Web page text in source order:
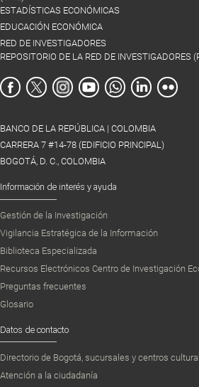
ESTADÍSTICAS ECONÓMICAS
EDUCACIÓN ECONÓMICA
RED DE INVESTIGADORES
REPOSITORIO DE LA RED DE INVESTIGADORES
BANCO DE LA REPÚBLICA | COLOMBIA
CARRERA 7 #14-78 (EDIFICIO PRINCIPAL)
BOGOTÁ, D. C., COLOMBIA
Información de interés y ayuda
Gestión de la Investigación
Vigilancia Estratégica de la Información
Biblioteca Especializada
Recursos Electrónicos Centro de Investigación
Preguntas frecuentes
Glosario
Datos de contacto
Directorio de Bogotá, sucursales y centros
Atención a la ciudadanía